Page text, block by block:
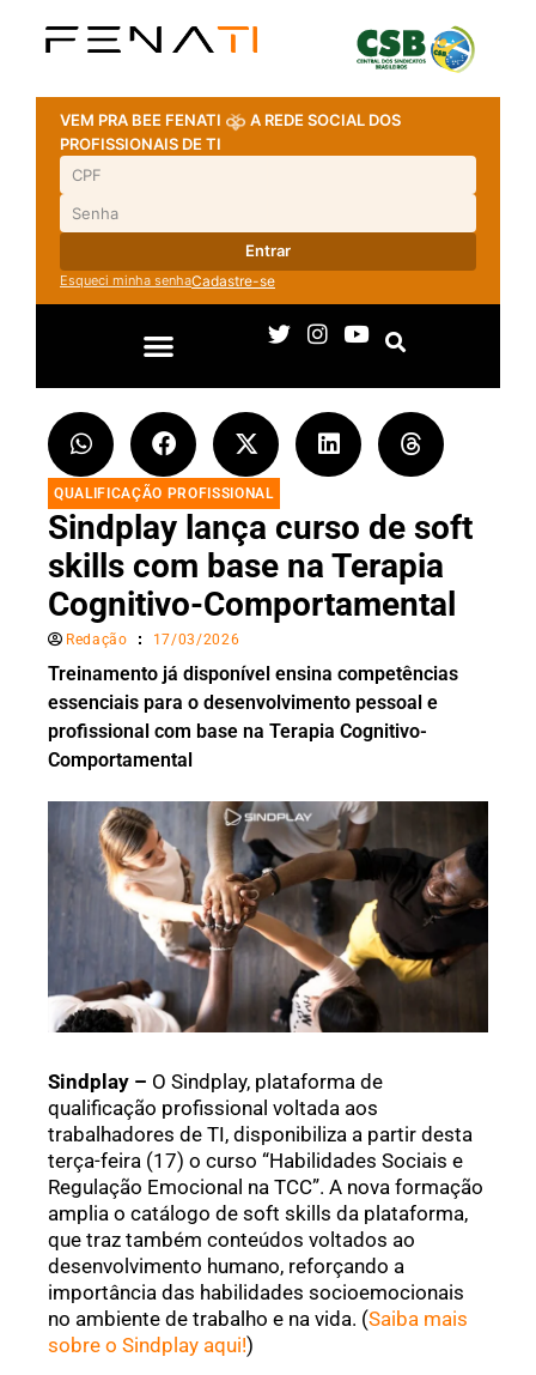
VEM PRA BEE FENATI
A REDE SOCIAL DOS
PROFISSIONAIS DE TI
Entrar
Esqueci minha senhaCadastre-se
QUALIFICAÇÃO PROFISSIONAL
Sindplay lança curso de soft
skills com base na Terapia
Cognitivo-Comportamental
Redação 17/03/2026
Treinamento já disponível ensina competências
essenciais para o desenvolvimento pessoal e
profissional com base na Terapia Cognitivo-
Comportamental
Sindplay – O Sindplay, plataforma de
qualificação profissional voltada aos
trabalhadores de TI, disponibiliza a partir desta
terça-feira (17) o curso “Habilidades Sociais e
Regulação Emocional na TCC”. A nova formação
amplia o catálogo de soft skills da plataforma,
que traz também conteúdos voltados ao
desenvolvimento humano, reforçando a
importância das habilidades socioemocionais
no ambiente de trabalho e na vida. (Saiba mais
sobre o Sindplay aqui!)